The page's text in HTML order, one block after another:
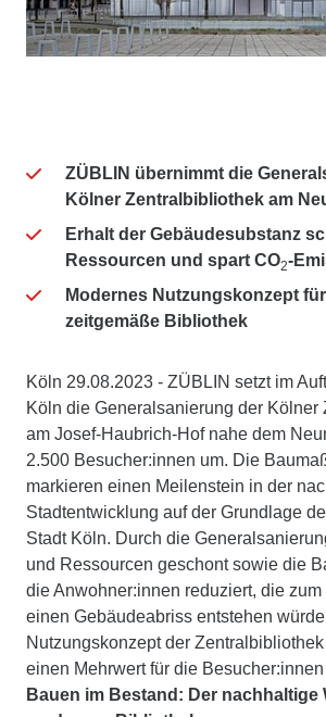
ZÜBLIN übernimmt die
Kölner Zentralbibliothek am
Erhalt der Gebäudesubstanz
Ressourcen und spart CO2-
Modernes Nutzungskonzept
zeitgemäße Bibliothek
Köln 29.08.2023 - ZÜBLIN setzt im
Köln die Generalsanierung der Kölner
am Josef-Haubrich-Hof nahe dem
2.500 Besucher:innen um. Die
markieren einen Meilenstein in der
Stadtentwicklung auf der Grundlage
Stadt Köln. Durch die
und Ressourcen geschont sowie die
die Anwohner:innen reduziert, die
einen Gebäudeabriss entstehen
Nutzungskonzept der
einen Mehrwert für die Besucher:innen
Bauen im Bestand: Der nachhaltige